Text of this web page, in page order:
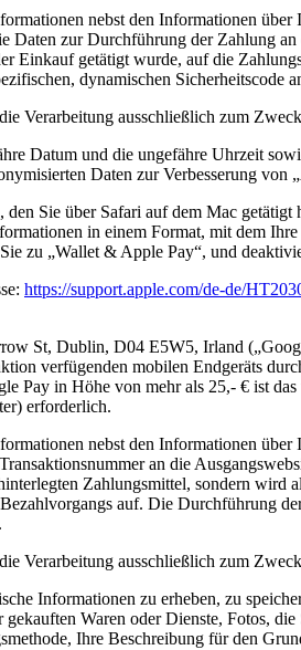
nebst den Informationen
zur Durchführung der Zahlung
Einkauf getätigt wurde, auf die
dynamischen Sicherheitscode
Verarbeitung ausschließlich zum
Datum und die ungefähre Uhrzeit
Daten zur Verbesserung von
Sie über Safari auf dem Mac
in einem Format, mit dem
zu „Wallet & Apple Pay“, und
https://support.apple.com/de-de/
St, Dublin, D04 E5W5, Irland
verfügenden mobilen Endgeräts
Pay in Höhe von mehr als 25,- € ist
erforderlich.
nebst den Informationen
an die
Zahlungsmittel, sondern
auf. Die Durchführung
Verarbeitung ausschließlich zum
Informationen zu erheben, zu
Waren oder Dienste, Fotos,
Ihre Beschreibung für den